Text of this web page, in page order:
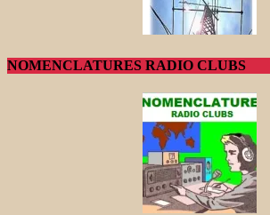
NOMENCLATURES RADIO CLUBS